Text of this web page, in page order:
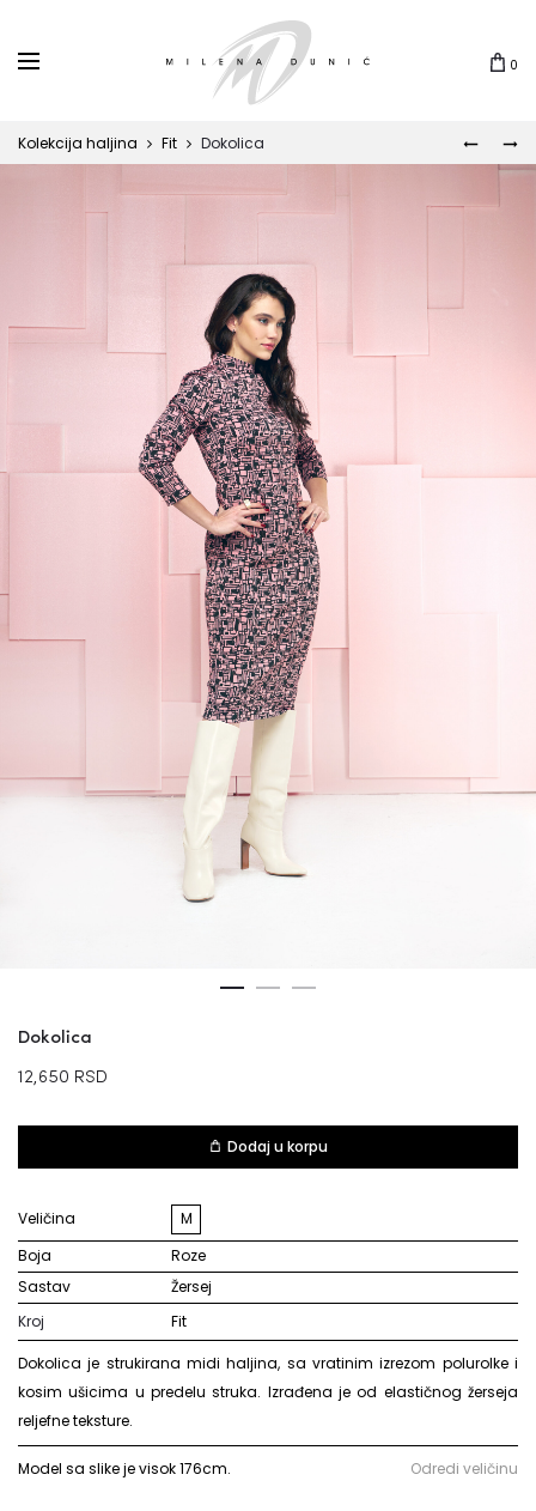
0
KOKO
ĐINA
Kolekcija haljina Fit Dokolica
Dokolica
12,650 RSD
Dodaj u korpu
Veličina
M
Boja
roze
Sastav
žersej
Kroj
Fit
Dokolica je strukirana midi haljina, sa vratinim izrezom polurolke i
kosim ušicima u predelu struka. Izrađena je od elastičnog žerseja
reljefne teksture.
Model sa slike je visok 176cm. Odredi veličinu